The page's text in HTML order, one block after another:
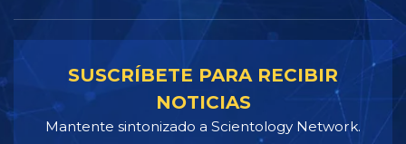
SUSCRÍBETE PARA RECIBIR
NOTICIAS
Mantente sintonizado a Scientology Network.